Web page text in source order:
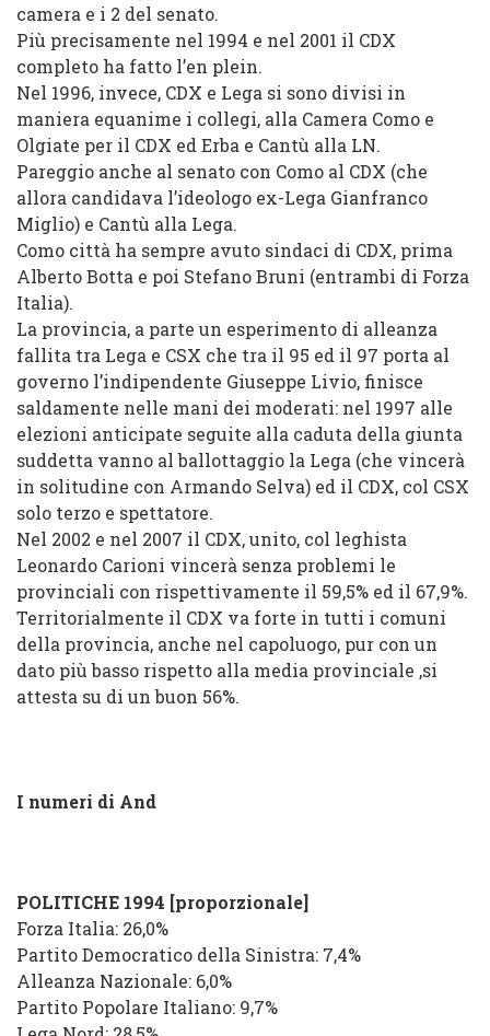
camera e i 2 del senato.
Più precisamente nel 1994 e nel 2001 il CDX
completo ha fatto l’en plein.
Nel 1996, invece, CDX e Lega si sono divisi in
maniera equanime i collegi, alla Camera Como e
Olgiate per il CDX ed Erba e Cantù alla LN.
Pareggio anche al senato con Como al CDX (che
allora candidava l’ideologo ex-Lega Gianfranco
Miglio) e Cantù alla Lega.
Como città ha sempre avuto sindaci di CDX, prima
Alberto Botta e poi Stefano Bruni (entrambi di Forza
Italia).
La provincia, a parte un esperimento di alleanza
fallita tra Lega e CSX che tra il 95 ed il 97 porta al
governo l’indipendente Giuseppe Livio, finisce
saldamente nelle mani dei moderati: nel 1997 alle
elezioni anticipate seguite alla caduta della giunta
suddetta vanno al ballottaggio la Lega (che vincerà
in solitudine con Armando Selva) ed il CDX, col CSX
solo terzo e spettatore.
Nel 2002 e nel 2007 il CDX, unito, col leghista
Leonardo Carioni vincerà senza problemi le
provinciali con rispettivamente il 59,5% ed il 67,9%.
Territorialmente il CDX va forte in tutti i comuni
della provincia, anche nel capoluogo, pur con un
dato più basso rispetto alla media provinciale ,si
attesta su di un buon 56%.
I numeri di And
POLITICHE 1994 [proporzionale]
Forza Italia: 26,0%
Partito Democratico della Sinistra: 7,4%
Alleanza Nazionale: 6,0%
Partito Popolare Italiano: 9,7%